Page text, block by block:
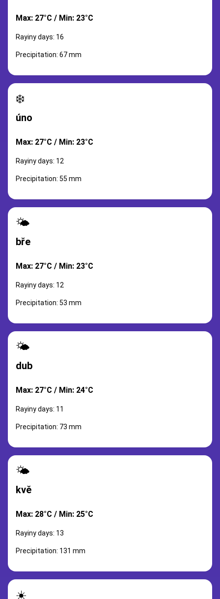
Max: 27°C / Min: 23°C
Rayiny days: 16
Precipitation: 67 mm
❄️
úno
Max: 27°C / Min: 23°C
Rayiny days: 12
Precipitation: 55 mm
🌤️
bře
Max: 27°C / Min: 23°C
Rayiny days: 12
Precipitation: 53 mm
🌤️
dub
Max: 27°C / Min: 24°C
Rayiny days: 11
Precipitation: 73 mm
🌤️
kvě
Max: 28°C / Min: 25°C
Rayiny days: 13
Precipitation: 131 mm
☀️